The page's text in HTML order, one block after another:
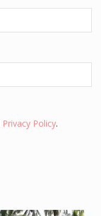
Privacy Policy.